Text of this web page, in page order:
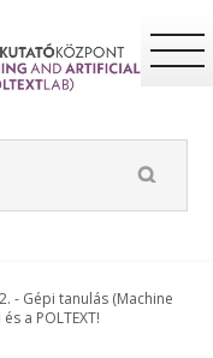
- Gépi tanulás (Machine
a POLTEXT!